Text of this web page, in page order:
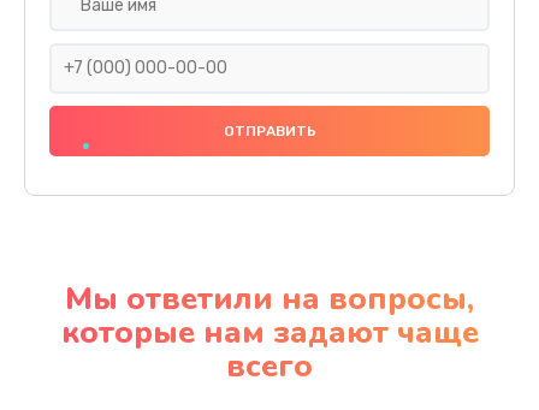
Замена праймера
1000 руб.
Заказать
Профилактическая чистка
Мы ответили на вопросы,
которые нам задают чаще
всего